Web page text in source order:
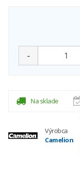
-
Na sklade
Výrobca
Camelion